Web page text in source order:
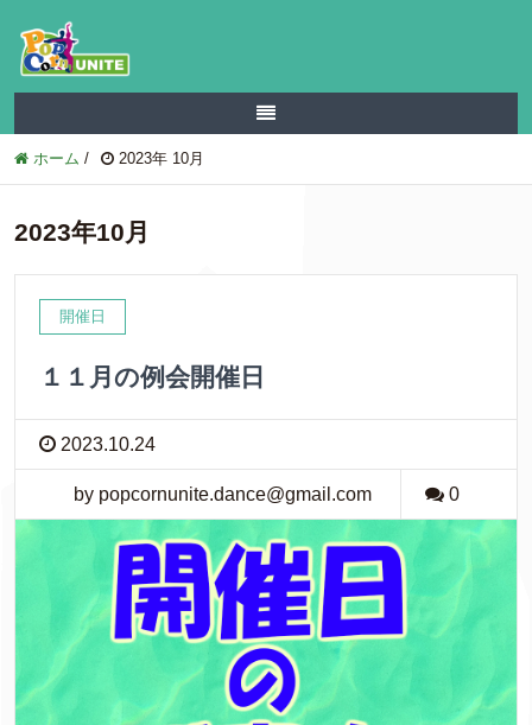
ホーム / 2023年 10月
2023年10月
開催日
１１月の例会開催日
2023.10.24
by popcornunite.dance@gmail.com 0